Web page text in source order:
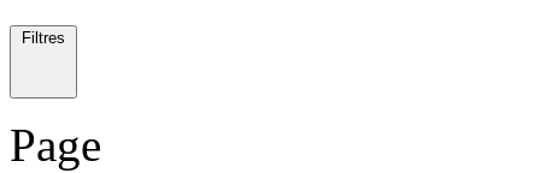
Filtres
Page